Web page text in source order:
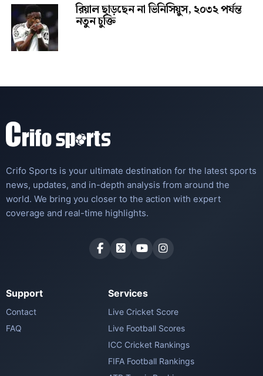
রিয়াল ছাড়ছেন না ভিনিসিয়ুস, ২০৩২ পর্যন্ত
নতুন চুক্তি
Crifo Sports is your ultimate destination for the latest sports
news, updates, and in-depth analysis from around the
world. We bring you closer to the action with expert
coverage and real-time highlights.
Support
Contact
FAQ
Services
Live Cricket Score
Live Football Scores
ICC Cricket Rankings
FIFA Football Rankings